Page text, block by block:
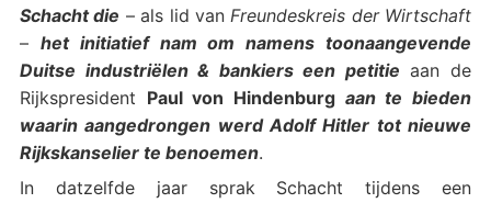
Schacht die – als lid van Freundeskreis der Wirtschaft
– het initiatief nam om namens toonaangevende
Duitse industriëlen & bankiers een petitie aan de
Rijkspresident Paul von Hindenburg aan te bieden
waarin aangedrongen werd Adolf Hitler tot nieuwe
Rijkskanselier te benoemen.
In datzelfde jaar sprak Schacht tijdens een